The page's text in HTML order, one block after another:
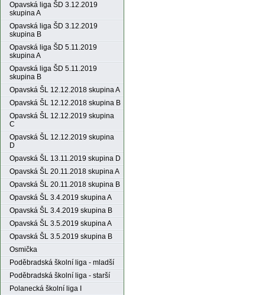
Opavská liga ŠD 3.12.2019
skupina A
Opavská liga ŠD 3.12.2019
skupina B
Opavská liga ŠD 5.11.2019
skupina A
Opavská liga ŠD 5.11.2019
skupina B
Opavská ŠL 12.12.2018 skupina A
Opavská ŠL 12.12.2018 skupina B
Opavská ŠL 12.12.2019 skupina
C
Opavská ŠL 12.12.2019 skupina
D
Opavská ŠL 13.11.2019 skupina D
Opavská ŠL 20.11.2018 skupina A
Opavská ŠL 20.11.2018 skupina B
Opavská ŠL 3.4.2019 skupina A
Opavská ŠL 3.4.2019 skupina B
Opavská ŠL 3.5.2019 skupina A
Opavská ŠL 3.5.2019 skupina B
Osmička
Poděbradská školní liga - mladší
Poděbradská školní liga - starší
Polanecká školní liga I